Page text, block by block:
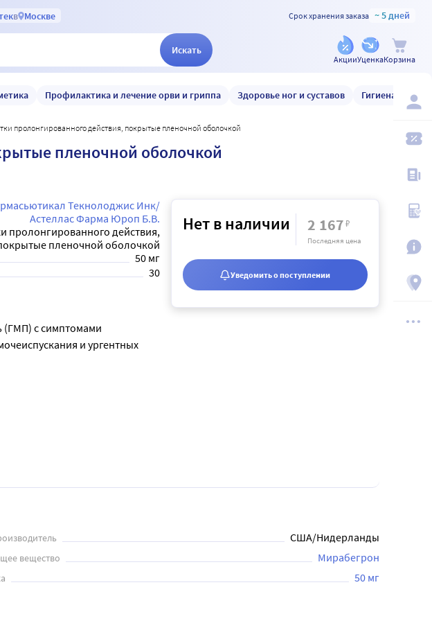
в Москве Срок хранения заказа ~ 5 дней
Искать
АкцииУценкаКорзина
Профилактика и лечение орви и гриппа Здоровье ног и суставов Гигиена и уход
пролонгированного действия, покрытые пленочной оболочкой
пленочной оболочкой
Текнолоджис Инк/
Астеллас Фарма Юроп Б.В.
пролонгированного действия,
пленочной оболочкой
50 мг
30
(ГМП) с симптомами
и ургентных
Нет в наличии 2 167₽
Последняя цена
Уведомить о поступлении
США/Нидерланды
вещество Мирабегрон
50 мг